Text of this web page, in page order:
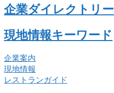
企業ダイレクトリー
現地情報キーワード
企業案内
現地情報
レストランガイド